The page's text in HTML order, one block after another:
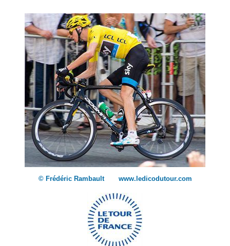
© Frédéric Rambault www.ledicodutour.com